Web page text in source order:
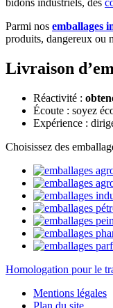
bidons industriels, des
Parmi nos emballages
produits, dangereux ou
Livraison
Réactivité :
Écoute : soyez
Expérience :
Choisissez des
Homologation pour le
Mentions légales
nous...
!
d'être sûrs que le
vous déranger, mais on
pendant votre
pour vous ?
politique de confidentialité
nous
d'audience & Analytics
Consentements
Je